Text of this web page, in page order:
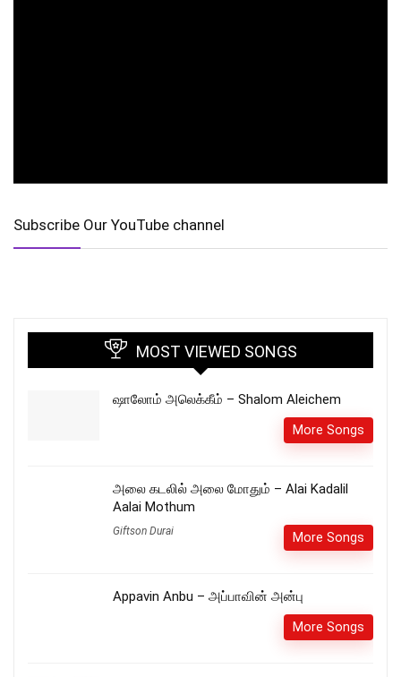
Subscribe Our YouTube channel
MOST VIEWED SONGS
ஷாலோம் அலெக்கீம் – Shalom Aleichem
More Songs
அலை கடலில் அலை மோதும் – Alai Kadalil
Aalai Mothum
Giftson Durai More Songs
Appavin Anbu – அப்பாவின் அன்பு
More Songs